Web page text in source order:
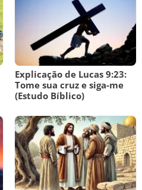
Explicação de Lucas 9:23:
Tome sua cruz e siga-me
(Estudo Bíblico)